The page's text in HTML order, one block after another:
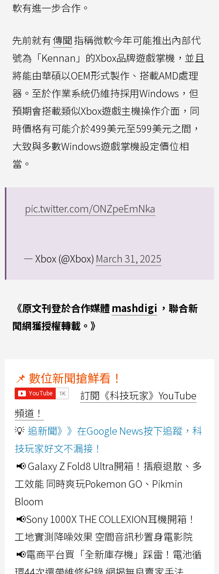
軟有進一步合作。
先前就有傳聞指稱微軟今年可能推出內部代
號為「Kennan」的Xbox品牌遊戲掌機，並且
將能由華碩以OEM形式製作、搭載AMD處理
器。至於作業系統仍維持採用Windows，但
預期會搭載類似Xbox遊戲主機操作介面，同
時價格有可能介於499美元至599美元之間，
大致與多數Windows遊戲掌機設定價位相
當。
pic.twitter.com/ONZpeEmNka
— Xbox (@Xbox) March 31, 2025
《原文刊登於合作媒體 mashdigi ，聯合新
聞網獲授權轉載。》
📌 數位新聞搶鮮看！
訂閱《科技玩家》YouTube
頻道！
💡 追新聞》》在Google News按下追蹤，科
技玩家好文不漏接！
📢 Galaxy Z Fold8 Ultra開箱！摺痕退散、多
工效能 同時爽玩Pokemon GO、Pikmin
Bloom
📢Sony 1000X THE COLLEXION耳機開箱！
工地實測降噪效果 空間音訊秒置身電影院
📢電商平台買「全新庫存機」踩雷！電池循